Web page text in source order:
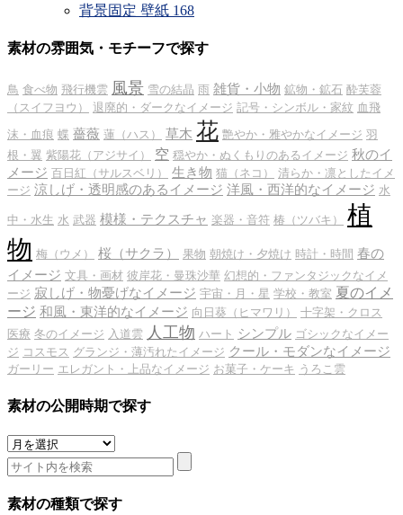
背景固定 壁紙 168
素材の雰囲気・モチーフで探す
鳥 食べ物 飛行機雲 風景 雪の結晶 雨 雑貨・小物 鉱物・鉱石 酔芙蓉
（スイフヨウ）
退廃的・ダークなイメージ 記号・シンボル・家紋 血飛
沫・血痕 蝶 薔薇 蓮（ハス） 草木 花 艶やか・雅やかなイメージ 羽
根・翼 紫陽花（アジサイ） 空 穏やか・ぬくもりのあるイメージ 秋のイ
メージ 百日紅（サルスベリ） 生き物 猫（ネコ）
清らか・凛としたイメ
ージ 涼しげ・透明感のあるイメージ 洋風・西洋的なイメージ 水
中・水生 水 武器 模様・テクスチャ 楽器・音符 椿（ツバキ）
植
物 梅（ウメ） 桜（サクラ） 果物 朝焼け・夕焼け 時計・時間 春の
イメージ 文具・画材 彼岸花・曼珠沙華 幻想的・ファンタジックなイメ
ージ 寂しげ・物憂げなイメージ 宇宙・月・星 学校・教室 夏のイメ
ージ 和風・東洋的なイメージ 向日葵（ヒマワリ）
十字架・クロス
医療 冬のイメージ 入道雲 人工物 ハート シンプル ゴシックなイメー
ジ コスモス グランジ・薄汚れたイメージ クール・モダンなイメージ
ガーリー エレガント・上品なイメージ お菓子・ケーキ うろこ雲
素材の公開時期で探す
素
材
の
公
素材の種類で探す